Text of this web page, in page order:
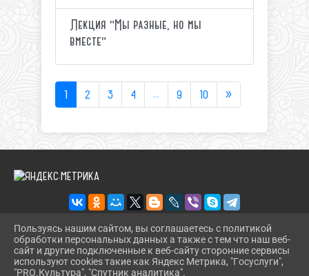
Лекция "Мы разные, но мы
вместе"
1 2 3 4 ... 9 10 »
2026 Г. IKM-DINSKOI.RU
ВХОД
КАРТА САЙТА
Пользуясь нашим сайтом, вы соглашаетесь с политикой
обработки персональных данных а также с тем что наш веб-
сайт и другие подключенные к веб-сайту сторонние сервисы
используют cookies такие как Яндекс Метрика, "Госуслуги",
"PRO.Культура", "Спутник аналитика".